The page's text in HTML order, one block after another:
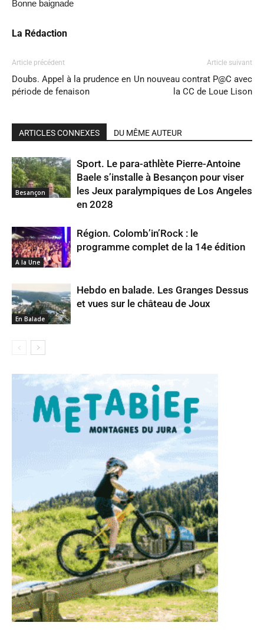
Bonne baignade
La Rédaction
Article précédent
Doubs. Appel à la prudence en
période de fenaison
Article suivant
Un nouveau contrat P@C avec
la CC de Loue Lison
ARTICLES CONNEXES DU MÊME AUTEUR
Besançon
Sport. Le para-athlète Pierre-Antoine
Baele s’installe à Besançon pour viser
les Jeux paralympiques de Los Angeles
en 2028
A la Une
Région. Colomb’in’Rock : le
programme complet de la 14e édition
En Balade
Hebdo en balade. Les Granges Dessus
et vues sur le château de Joux